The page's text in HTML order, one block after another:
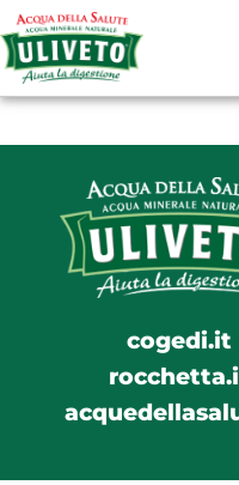
cogedi.it